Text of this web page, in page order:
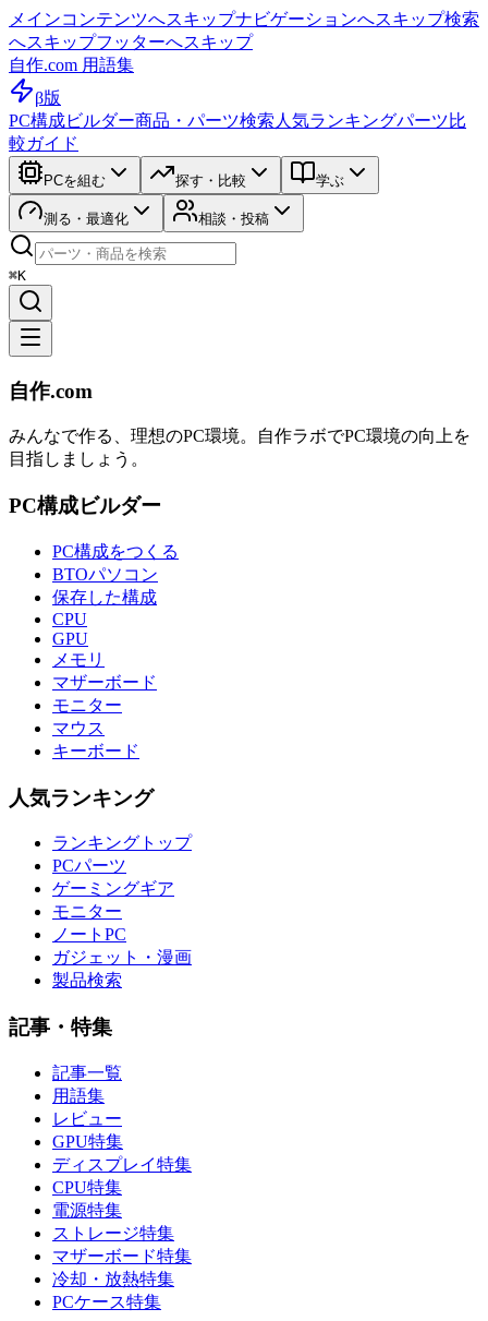
メインコンテンツへスキップナビゲーションへスキップ検索
へスキップフッターへスキップ
自作.com 用語集
β版
PC構成ビルダー商品・パーツ検索 人気ランキングパーツ比
較ガイド
PCを組む 探す・比較 学ぶ
測る・最適化 相談・投稿
⌘K
自作.com
みんなで作る、理想のPC環境。 自作ラボでPC環境の向上を
目指しましょう。
PC構成ビルダー
PC構成をつくる
BTOパソコン
保存した構成
CPU
GPU
メモリ
マザーボード
モニター
マウス
キーボード
人気ランキング
ランキングトップ
PCパーツ
ゲーミングギア
モニター
ノートPC
ガジェット・漫画
製品検索
記事・特集
記事一覧
用語集
レビュー
GPU特集
ディスプレイ特集
CPU特集
電源特集
ストレージ特集
マザーボード特集
冷却・放熱特集
PCケース特集